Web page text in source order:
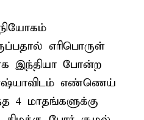
எரிபொருள்
இந்தியா போன்ற
ரஷ்யாவிடம் எண்ணெய்
4 மாதங்களுக்கு